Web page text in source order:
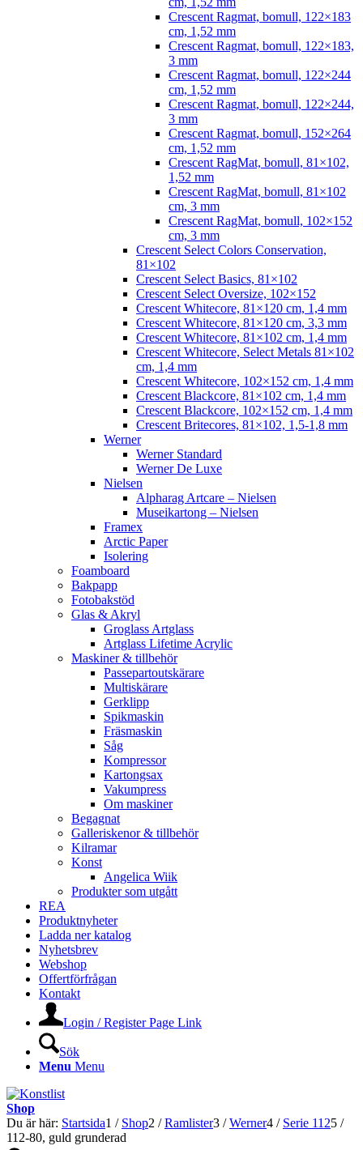
Crescent Ragmat, bomull, 122×183
cm, 1,52 mm
Crescent Ragmat, bomull, 122×183,
3 mm
Crescent Ragmat, bomull, 122×244
cm, 1,52 mm
Crescent Ragmat, bomull, 122×244,
3 mm
Crescent Ragmat, bomull, 152×264
cm, 1,52 mm
Crescent RagMat, bomull, 81×102,
1,52 mm
Crescent RagMat, bomull, 81×102
cm, 3 mm
Crescent RagMat, bomull, 102×152
cm, 3 mm
Crescent Select Colors Conservation,
81×102
Crescent Select Basics, 81×102
Crescent Select Oversize, 102×152
Crescent Whitecore, 81×120 cm, 1,4 mm
Crescent Whitecore, 81×120 cm, 3,3 mm
Crescent Whitecore, 81×102 cm, 1,4 mm
Crescent Whitecore, Select Metals 81×102
cm, 1,4 mm
Crescent Whitecore, 102×152 cm, 1,4 mm
Crescent Blackcore, 81×102 cm, 1,4 mm
Crescent Blackcore, 102×152 cm, 1,4 mm
Crescent Britecores, 81×102, 1,5-1,8 mm
Werner
Werner Standard
Werner De Luxe
Nielsen
Alpharag Artcare – Nielsen
Museikartong – Nielsen
Framex
Arctic Paper
Isolering
Foamboard
Bakpapp
Fotobakstöd
Glas & Akryl
Groglass Artglass
Artglass Lifetime Acrylic
Maskiner & tillbehör
Passepartoutskärare
Multiskärare
Gerklipp
Spikmaskin
Fräsmaskin
Såg
Kompressor
Kartongsax
Vakumpress
Om maskiner
Begagnat
Galleriskenor & tillbehör
Kilramar
Konst
Angelica Wiik
Produkter som utgått
REA
Produktnyheter
Ladda ner katalog
Nyhetsbrev
Webshop
Offertförfrågan
Kontakt
Login / Register Page Link
Sök
Menu Menu
Shop
Du är här: Startsida1 / Shop2 / Ramlister3 / Werner4 / Serie 1125 /
112-80, guld grunderad